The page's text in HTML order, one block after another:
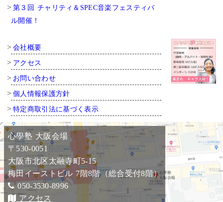
第３回 チャリティ＆SPEC音楽フェスティバ
ル開催！
会社概要
アクセス
お問い合わせ
個人情報保護方針
特定商取引法に基づく表示
心學塾 大阪会場
〒530-0051
大阪市北区太融寺町5-15
梅田イーストビル 7階8階（総合受付8階）
050-3530-8996
アクセス